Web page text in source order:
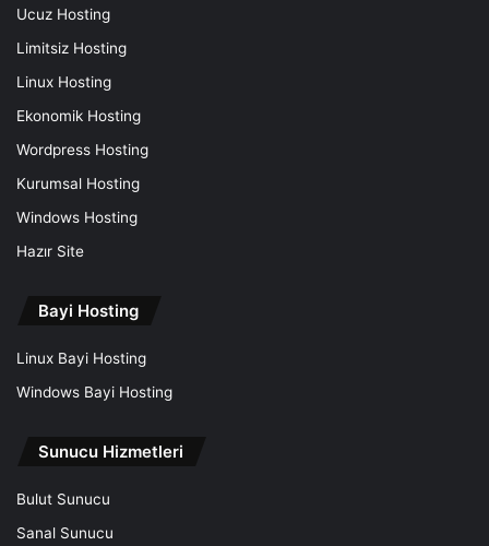
Ucuz Hosting
Limitsiz Hosting
Linux Hosting
Ekonomik Hosting
Wordpress Hosting
Kurumsal Hosting
Windows Hosting
Hazır Site
Bayi Hosting
Linux Bayi Hosting
Windows Bayi Hosting
Sunucu Hizmetleri
Bulut Sunucu
Sanal Sunucu